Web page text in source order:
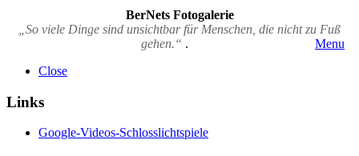
BerNets Fotogalerie
„So viele Dinge sind unsichtbar für Menschen, die nicht zu Fuß
gehen.“ .
Menu
Close
Links
Google-Videos-Schlosslichtspiele